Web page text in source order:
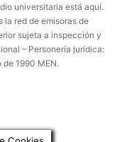
universitaria está aquí.
la red de emisoras de
sujeta a inspección y
– Personería jurídica:
1990 MEN.